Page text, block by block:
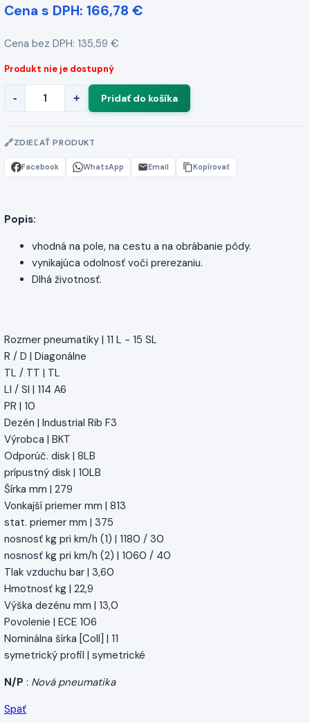
Cena s DPH: 166,78 €
Cena bez DPH: 135,59 €
Produkt nie je dostupný
- +
ZDIEĽAŤ PRODUKT
Facebook WhatsApp Email Kopírovať
Popis:
vhodná na pole, na cestu a na obrábanie pôdy.
vynikajúca odolnosť voči prerezaniu.
Dlhá životnosť.
Rozmer pneumatiky | 11 L - 15 SL
R / D | Diagonálne
TL / TT | TL
LI / SI | 114 A6
PR | 10
Dezén | Industrial Rib F3
Výrobca | BKT
Odporúč. disk | 8LB
prípustný disk | 10LB
Šírka mm | 279
Vonkajší priemer mm | 813
stat. priemer mm | 375
nosnosť kg pri km/h (1) | 1180 / 30
nosnosť kg pri km/h (2) | 1060 / 40
Tlak vzduchu bar | 3,60
Hmotnosť kg | 22,9
Výška dezénu mm | 13,0
Povolenie | ECE 106
Nominálna šírka [Coll] | 11
symetrický profil | symetrické
N/P : Nová pneumatika
Späť